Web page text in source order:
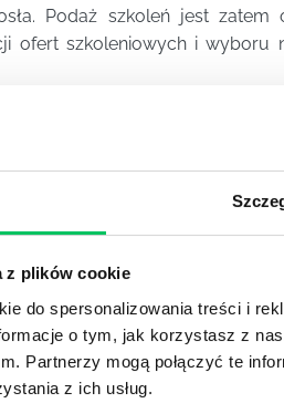
z plików cookie
do spersonalizowania treści i
o tym, jak korzystasz z
Partnerzy mogą połączyć te
z ich usług.
Podaż szkoleń jest zatem
ofert szkoleniowych i wyboru
według których będą
kryteria: jakość oferty,
ceny do jakości.
czynnikiem oceny
do przystosowania
trenerzy prowadzący
na realia uczestników
programu